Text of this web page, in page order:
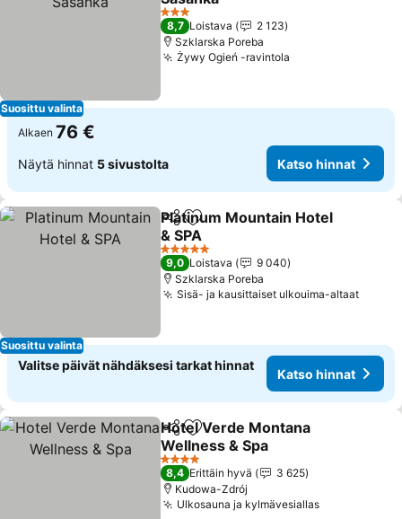
Suosittu valinta
Katso hinnat
3 Tähtiluokitus
8,7 Loistava
2 123
Szklarska Poreba
Żywy Ogień -ravintola
Alkaen 76 €
Näytä hinnat 5 sivustolta Katso hinnat
Suosittu valinta
Jaa Lisää suosikkeihin
Platinum Mountain Hotel
& SPA
Katso hinnat
5 Tähtiluokitus
9,0 Loistava
9 040
Szklarska Poreba
Sisä- ja kausittaiset ulkouima-altaatKatso
Valitse päivät nähdäksesi tarkat hinnat
Katso hinnat
Jaa Lisää suosikkeihin
Hotel Verde Montana
Wellness & Spa
Katso hinnat
4 Tähtiluokitus
8,4 Erittäin hyvä
3 625
Kudowa-Zdrój
Ulkosauna ja kylmävesiallasKatso